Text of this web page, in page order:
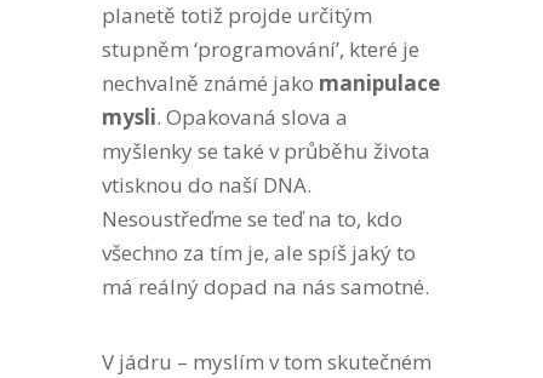
planetě totiž projde určitým
stupněm ‘programování’, které je
nechvalně známé jako manipulace
mysli. Opakovaná slova a
myšlenky se také v průběhu života
vtisknou do naší DNA.
Nesoustřeďme se teď na to, kdo
všechno za tím je, ale spíš jaký to
má reálný dopad na nás samotné.
V jádru – myslím v tom skutečném